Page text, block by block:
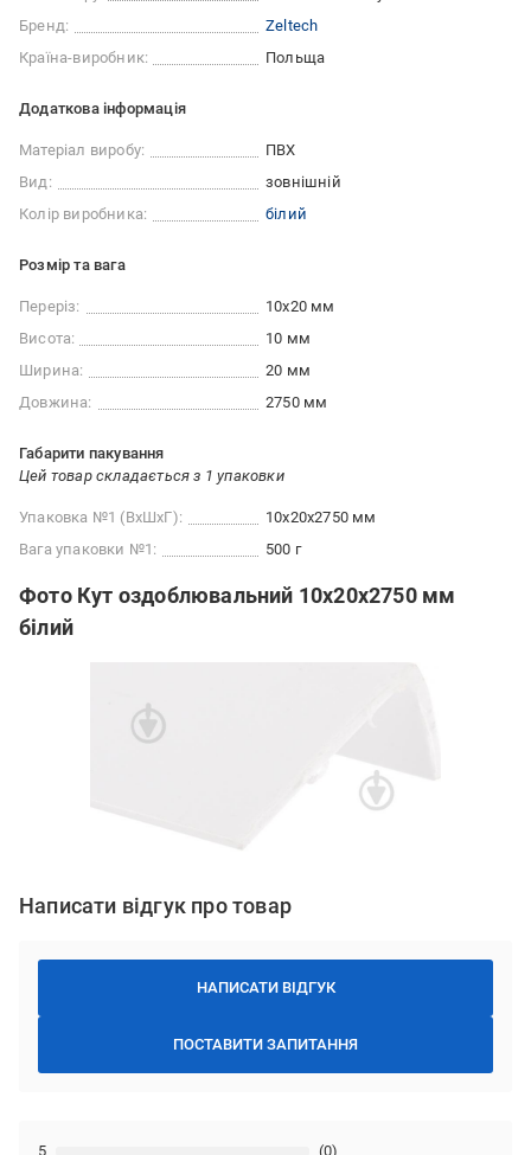
Бренд:
Zeltech
Країна-виробник:
Польща
Додаткова інформація
Матеріал виробу:
ПВХ
Вид:
зовнішній
Колір виробника:
білий
Розмір та вага
Переріз:
10x20 мм
Висота:
10 мм
Ширина:
20 мм
Довжина:
2750 мм
Габарити пакування
Цей товар складається з 1 упаковки
Упаковка №1 (ВхШхГ):
10x20x2750 мм
Вага упаковки №1:
500 г
Фото Кут оздоблювальний 10x20x2750 мм
білий
Написати відгук про товар
НАПИСАТИ ВІДГУК
ПОСТАВИТИ ЗАПИТАННЯ
5 (0)